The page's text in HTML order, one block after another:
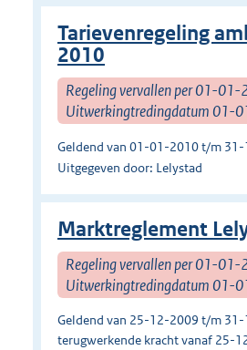
Tarievenregeling
2010
Regeling vervallen per 01-01-
Uitwerkingtredingdatum 01-
Geldend van 01-01-2010 t/m
Uitgegeven door: Lelystad
Marktreglement
Regeling vervallen per 01-01-
Uitwerkingtredingdatum 01-
Geldend van 25-12-2009 t/m
terugwerkende kracht vanaf 25-